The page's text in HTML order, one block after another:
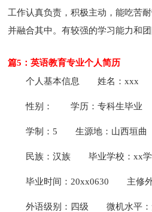
工作认真负责，积极主动，能吃苦
并融合其中。有较强的学习能力和团
篇5：英语教育专业个人简历
个人基本信息
姓名：xxx
性别： 学历：专科生毕业
学制：5 生源地：山西垣曲
民族：汉族 毕业学校：xx
毕业时间：20xx0630 主修
外语级别：四级 微机水平